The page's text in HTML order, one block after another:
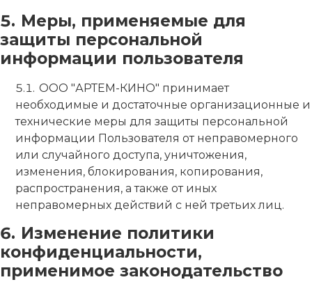
Меры, применяемые для
защиты персональной
информации пользователя
ООО "АРТЕМ-КИНО" принимает
необходимые и достаточные организационные и
технические меры для защиты персональной
информации Пользователя от неправомерного
или случайного доступа, уничтожения,
изменения, блокирования, копирования,
распространения, а также от иных
неправомерных действий с ней третьих лиц.
Изменение политики
конфиденциальности,
применимое законодательство